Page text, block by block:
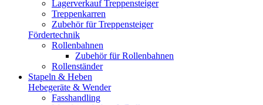
Lagerverkauf Treppensteiger
Treppenkarren
Zubehör für Treppensteiger
Fördertechnik
Rollenbahnen
Zubehör für Rollenbahnen
Rollenständer
Stapeln & Heben
Hebegeräte & Wender
Fasshandling